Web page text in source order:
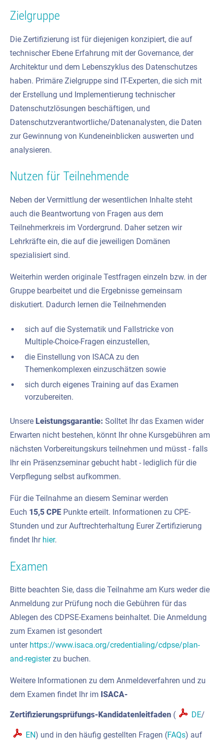
Zielgruppe
Die Zertifizierung ist für diejenigen konzipiert, die auf
technischer Ebene Erfahrung mit der Governance, der
Architektur und dem Lebenszyklus des Datenschutzes
haben. Primäre Zielgruppe sind IT-Experten, die sich mit
der Erstellung und Implementierung technischer
Datenschutzlösungen beschäftigen, und
Datenschutzverantwortliche/Datenanalysten, die Daten
zur Gewinnung von Kundeneinblicken auswerten und
analysieren.
Nutzen für Teilnehmende
Neben der Vermittlung der wesentlichen Inhalte steht
auch die Beantwortung von Fragen aus dem
Teilnehmerkreis im Vordergrund. Daher setzen wir
Lehrkräfte ein, die auf die jeweiligen Domänen
spezialisiert sind.
Weiterhin werden originale Testfragen einzeln bzw. in der
Gruppe bearbeitet und die Ergebnisse gemeinsam
diskutiert. Dadurch lernen die Teilnehmenden
sich auf die Systematik und Fallstricke von
Multiple-Choice-Fragen einzustellen,
die Einstellung von ISACA zu den
Themenkomplexen einzuschätzen sowie
sich durch eigenes Training auf das Examen
vorzubereiten.
Unsere Leistungsgarantie: Solltet Ihr das Examen wider
Erwarten nicht bestehen, könnt Ihr ohne Kursgebühren am
nächsten Vorbereitungskurs teilnehmen und müsst - falls
Ihr ein Präsenzseminar gebucht habt - lediglich für die
Verpflegung selbst aufkommen.
Für die Teilnahme an diesem Seminar werden
Euch 15,5 CPE Punkte erteilt. Informationen zu CPE-
Stunden und zur Auftrechterhaltung Eurer Zertifizierung
findet Ihr hier.
Examen
Bitte beachten Sie, dass die Teilnahme am Kurs weder die
Anmeldung zur Prüfung noch die Gebühren für das
Ablegen des CDPSE-Examens beinhaltet. Die Anmeldung
zum Examen ist gesondert
unter https://www.isaca.org/credentialing/cdpse/plan-
and-registerzu buchen.
Weitere Informationen zu dem Anmeldeverfahren und zu
dem Examen findet Ihr im ISACA-
Zertifizierungsprüfungs-Kandidatenleitfaden ( DE/
EN) und in den häufig gestellten Fragen (FAQs) auf